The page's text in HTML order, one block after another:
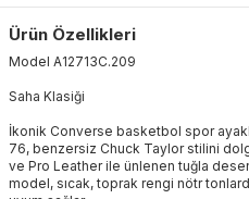
Ürün Özellikleri
Model A12713C.209
Saha Klasiği
İkonik Converse basketbol spor
76, benzersiz Chuck Taylor stilini
ve Pro Leather ile ünlenen tuğla
model, sıcak, toprak rengi nötr